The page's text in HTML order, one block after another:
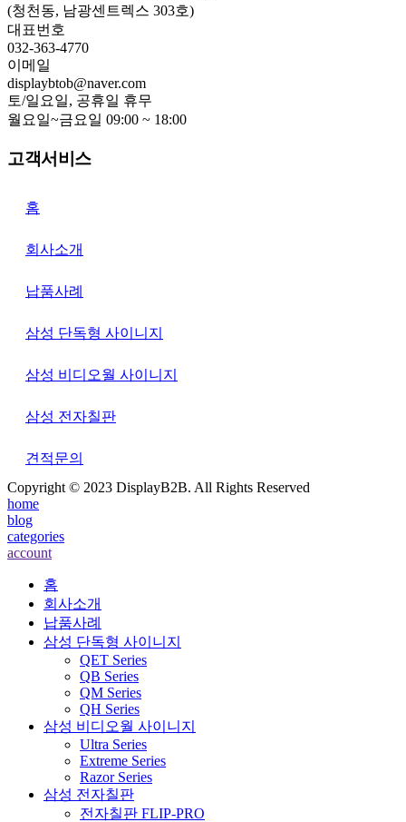
(청천동, 남광센트렉스 303호)
대표번호
032-363-4770
이메일
displaybtob@naver.com
토/일요일, 공휴일 휴무
월요일~금요일 09:00 ~ 18:00
고객서비스
홈
회사소개
납품사례
삼성 단독형 사이니지
삼성 비디오월 사이니지
삼성 전자칠판
견적문의
Copyright © 2023 DisplayB2B. All Rights Reserved
home
blog
categories
account
홈
회사소개
납품사례
삼성 단독형 사이니지
QET Series
QB Series
QM Series
QH Series
삼성 비디오월 사이니지
Ultra Series
Extreme Series
Razor Series
삼성 전자칠판
전자칠판 FLIP-PRO